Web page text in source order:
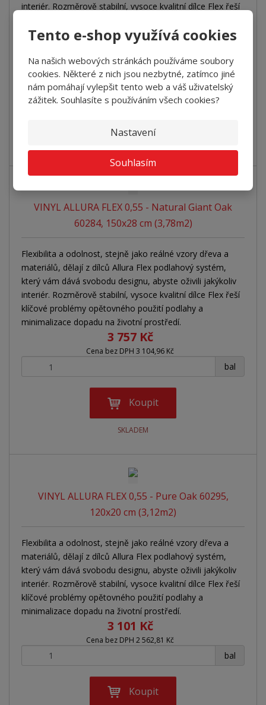
Tento e-shop využívá cookies
Na našich webových stránkách používáme soubory
cookies. Některé z nich jsou nezbytné, zatímco jiné
nám pomáhají vylepšit tento web a váš uživatelský
zážitek. Souhlasíte s používáním všech cookies?
Nastavení
Souhlasím
interiér. Rozměrově stabilní, vysoce kvalitní dílce Flex řeší
minimalizace dopadu na životní prostředí.
3 101 Kč
Cena bez DPH 2 562,81 Kč
bal
+-
VINYL ALLURA FLEX 0,55 - Natural Giant Oak
60284, 150x28 cm (3,78m2)
Flexibilita a odolnost, stejně jako reálné vzory dřeva a
materiálů, dělají z dílců Allura Flex podlahový systém,
který vám dává svobodu designu, abyste oživili jakýkoliv
interiér. Rozměrově stabilní, vysoce kvalitní dílce Flex řeší
klíčové problémy opětovného použití podlahy a
minimalizace dopadu na životní prostředí.
3 757 Kč
Cena bez DPH 3 104,96 Kč
bal
+ -
Koupit
SKLADEM
VINYL ALLURA FLEX 0,55 - Pure Oak 60295,
120x20 cm (3,12m2)
Flexibilita a odolnost, stejně jako reálné vzory dřeva a
materiálů, dělají z dílců Allura Flex podlahový systém,
který vám dává svobodu designu, abyste oživili jakýkoliv
interiér. Rozměrově stabilní, vysoce kvalitní dílce Flex řeší
klíčové problémy opětovného použití podlahy a
minimalizace dopadu na životní prostředí.
3 101 Kč
Cena bez DPH 2 562,81 Kč
bal
+ -
Koupit